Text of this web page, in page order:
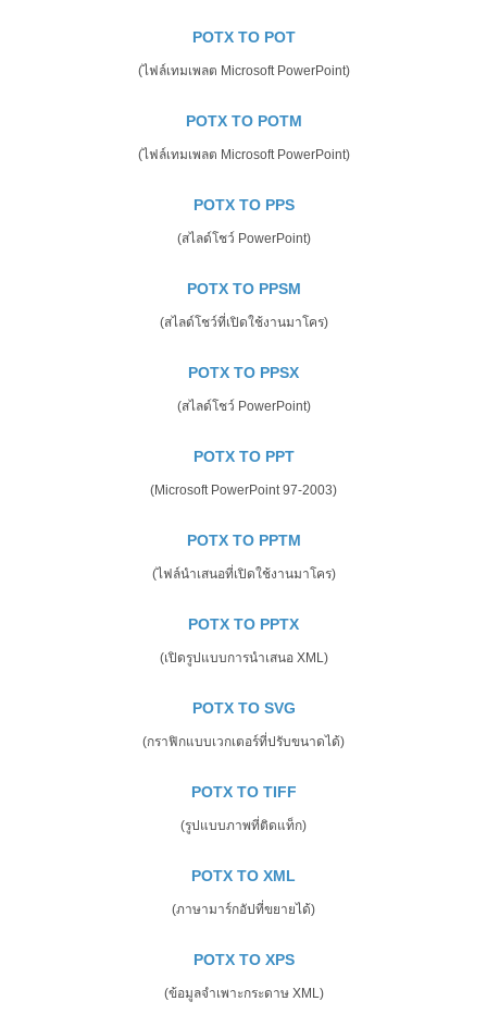
POTX TO POT
(ไฟล์เทมเพลต Microsoft PowerPoint)
POTX TO POTM
(ไฟล์เทมเพลต Microsoft PowerPoint)
POTX TO PPS
(สไลด์โชว์ PowerPoint)
POTX TO PPSM
(สไลด์โชว์ที่เปิดใช้งานมาโคร)
POTX TO PPSX
(สไลด์โชว์ PowerPoint)
POTX TO PPT
(Microsoft PowerPoint 97-2003)
POTX TO PPTM
(ไฟล์นำเสนอที่เปิดใช้งานมาโคร)
POTX TO PPTX
(เปิดรูปแบบการนำเสนอ XML)
POTX TO SVG
(กราฟิกแบบเวกเตอร์ที่ปรับขนาดได้)
POTX TO TIFF
(รูปแบบภาพที่ติดแท็ก)
POTX TO XML
(ภาษามาร์กอัปที่ขยายได้)
POTX TO XPS
(ข้อมูลจำเพาะกระดาษ XML)